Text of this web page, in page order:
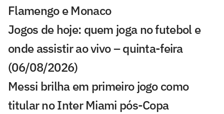
Flamengo e Monaco
Jogos de hoje: quem joga no futebol e
onde assistir ao vivo – quinta-feira
(06/08/2026)
Messi brilha em primeiro jogo como
titular no Inter Miami pós-Copa